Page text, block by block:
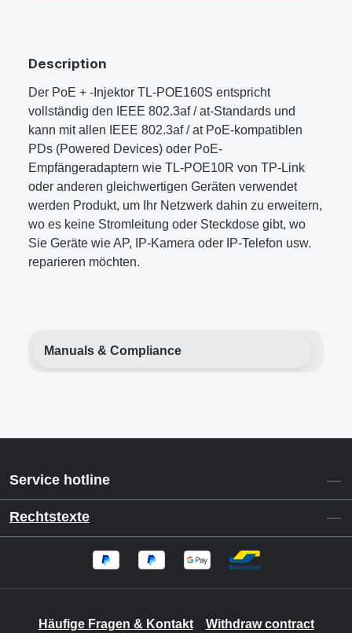
Description
Der PoE + -Injektor TL-POE160S entspricht
vollständig den IEEE 802.3af / at-Standards und
kann mit allen IEEE 802.3af / at PoE-kompatiblen
PDs (Powered Devices) oder PoE-
Empfängeradaptern wie TL-POE10R von TP-Link
oder anderen gleichwertigen Geräten verwendet
werden Produkt, um Ihr Netzwerk dahin zu erweitern,
wo es keine Stromleitung oder Steckdose gibt, wo
Sie Geräte wie AP, IP-Kamera oder IP-Telefon usw.
reparieren möchten.
Manuals & Compliance
Service hotline
Rechtstexte
Häufige Fragen & Kontakt Withdraw contract